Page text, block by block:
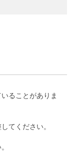
ることがありま
てください。